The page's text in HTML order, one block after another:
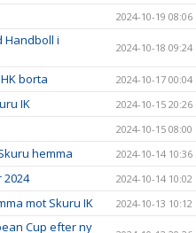
2024-10-19 08:06
Handboll i
2024-10-18 09:24
borta 2024-10-17 00:04
IK 2024-10-15 20:26
2024-10-15 08:00
hemma 2024-10-14 10:36
2024-10-14 10:02
mot Skuru IK 2024-10-13 10:12
Cup efter ny